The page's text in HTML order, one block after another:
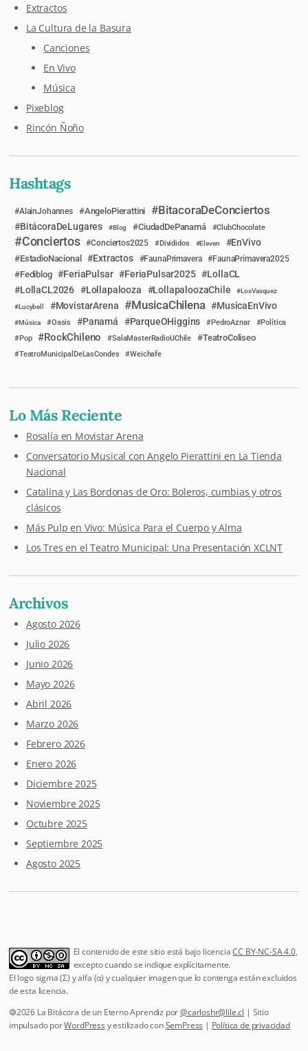
Extractos
La Cultura de la Basura
Canciones
En Vivo
Música
Pixeblog
Rincón Ñoño
Hashtags
AlainJohannes AngeloPierattini BitacoraDeConciertos
BitácoraDeLugares Blog CiudadDePanamá ClubChocolate
Conciertos Conciertos2025 Divididos Eleven EnVivo
EstadioNacional Extractos FaunaPrimavera FaunaPrimavera2025
Fediblog FeriaPulsar FeriaPulsar2025
LollaCL
LollaCL2026
Lollapalooza LollapaloozaChile
LosVasquez
Lucybell
MovistarArena MusicaChilena MusicaEnVivo
Música Oasis Panamá ParqueOHiggins PedroAznar
Política
Pop
RockChileno SalaMasterRadioUChile TeatroColiseo
TeatroMunicipalDeLasCondes Weichafe
Lo Más Reciente
Rosalía en Movistar Arena
Conversatorio Musical con Angelo Pierattini en La Tienda
Nacional
Catalina y Las Bordonas de Oro: Boleros, cumbias y otros
clásicos
Más Pulp en Vivo: Música Para el Cuerpo y Alma
Los Tres en el Teatro Municipal: Una Presentación XCLNT
Archivos
Agosto 2026
Julio 2026
Junio 2026
Mayo 2026
Abril 2026
Marzo 2026
Febrero 2026
Enero 2026
Diciembre 2025
Noviembre 2025
Octubre 2025
Septiembre 2025
Agosto 2025
El contenido de este sitio está bajo licenciaCC BY-NC-SA 4.0,
excepto cuando se indique explícitamente.
El logo sigma (Σ) y alfa (α) y cualquier imagen que lo contenga están excluidos
de esta licencia.
🄯2026 La Bitácora de un Eterno Aprendiz por@carloshr@lile.cl | Sitio
impulsado porWordPress y estilizado conSemPress | Política de privacidad